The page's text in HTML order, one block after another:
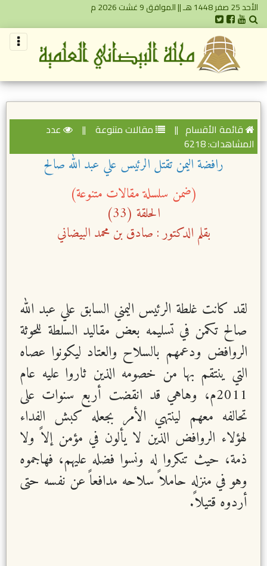
الأحد 25 صفر 1448 هـ || الموافق 9 غشت 2026 م
قائمة الأقسام || مقالات متنوعة ||
عدد
المشاهدات: 6218
رافضة اليمن تقتل الرئيس علي عبد الله صالح
(ضمن سلسلة مقالات متنوعة)
الحلقة (33)
بقلم الدكتور : صادق بن محمد البيضاني
لقد كانت غلطة الرئيس اليمني السابق علي عبد الله
صالح تكمن في تسليمه بعض مقاليد السلطة للحوثة
الروافض ودعمهم بالسلاح والعتاد ليكونوا عصاه
التي ينتقم بها من خصومه الذين ثاروا عليه عام
2011م، وهاهي قد انقضت أربع سنوات على
تحالفه معهم لينتهي الأمر بجعله كبش الفداء
لهؤلاء الروافض الذين لا يألون في مؤمن إلاً ولا
ذمة، حيث تنكروا له ونسوا فضله عليهم، فهاجموه
وهو في منزله حاملاً سلاحه مدافعاً عن نفسه حتى
أردوه قتيلاً.